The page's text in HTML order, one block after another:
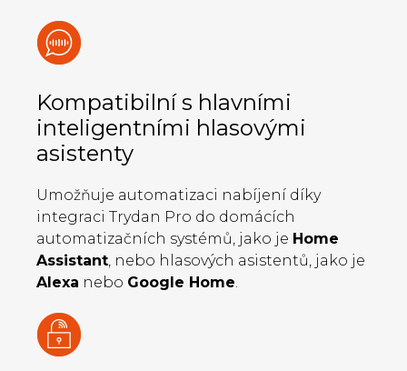
Kompatibilní s hlavními
inteligentními hlasovými
asistenty
Umožňuje automatizaci nabíjení díky
integraci Trydan Pro do domácích
automatizačních systémů, jako je Home
Assistant, nebo hlasových asistentů, jako je
Alexa nebo Google Home.